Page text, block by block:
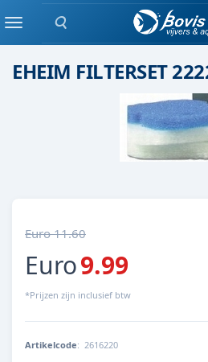
Zoeken
MenuEheim
EHEIM FILTERSET
Euro 11.60
Euro9.99
*Prijzen zijn inclusief btw
Artikelcode: 2616220